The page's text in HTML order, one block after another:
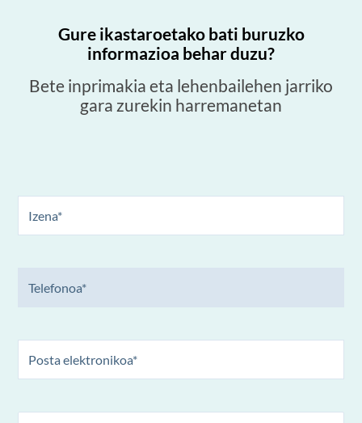
Gure ikastaroetako bati buruzko
informazioa behar duzu?
Bete inprimakia eta lehenbailehen jarriko
gara zurekin harremanetan